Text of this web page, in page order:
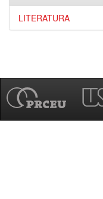
LITERATURA